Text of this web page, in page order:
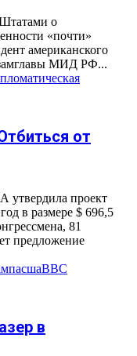
о
«почти»
американского
замглавы МИД РФ...
от
утвердила проект
в размере $ 696,5
81
предложение
сшаВВС
в